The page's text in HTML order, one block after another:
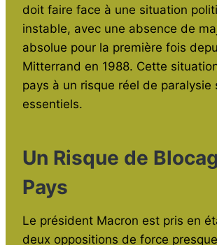
doit faire face à une situation
instable, avec une absence de
absolue pour la première fois
Mitterrand en 1988. Cette
pays à un risque réel de paralysie
essentiels.
Un Risque de
Pays
Le président Macron est pris en
deux oppositions de force